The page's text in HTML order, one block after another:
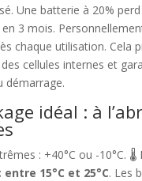
Une batterie à 20%
3 mois.
chaque utilisation. Cela
cellules internes et
démarrage.
idéal : à
: +40°C ou -10°C. 🌡️
15°C et 25°C. Les